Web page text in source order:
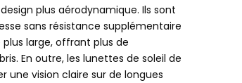
plus aérodynamique. Ils sont
sans résistance supplémentaire
large, offrant plus de
En outre, les lunettes de soleil de
une vision claire sur de longues